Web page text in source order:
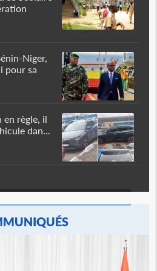
Niger,
pour sa
en règle, il
dan...